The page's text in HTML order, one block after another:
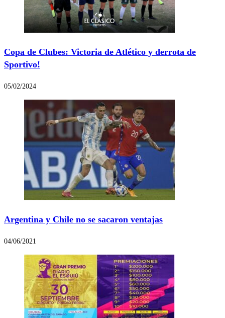
Copa de Clubes: Victoria de Atlético y derrota de
Sportivo!
05/02/2024
Argentina y Chile no se sacaron ventajas
04/06/2021